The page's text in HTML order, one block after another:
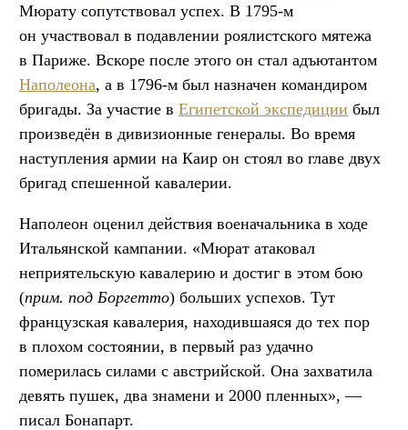
Мюрату сопутствовал успех. В 1795-м
он участвовал в подавлении роялистского мятежа
в Париже. Вскоре после этого он стал адъютантом
Наполеона, а в 1796-м был назначен командиром
бригады. За участие в Египетской экспедиции был
произведён в дивизионные генералы. Во время
наступления армии на Каир он стоял во главе двух
бригад спешенной кавалерии.
Наполеон оценил действия военачальника в ходе
Итальянской кампании. «Мюрат атаковал
неприятельскую кавалерию и достиг в этом бою
(прим. под Боргетто) больших успехов. Тут
французская кавалерия, находившаяся до тех пор
в плохом состоянии, в первый раз удачно
померилась силами с австрийской. Она захватила
девять пушек, два знамени и 2000 пленных», —
писал Бонапарт.